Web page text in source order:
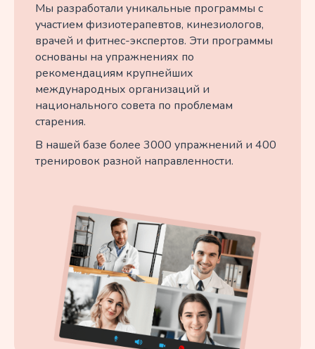
Мы разработали уникальные программы с
участием физиотерапевтов, кинезиологов,
врачей и фитнес-экспертов. Эти программы
основаны на упражнениях по
рекомендациям крупнейших
международных организаций и
национального совета по проблемам
старения.
В нашей базе более 3000 упражнений и 400
тренировок разной направленности.